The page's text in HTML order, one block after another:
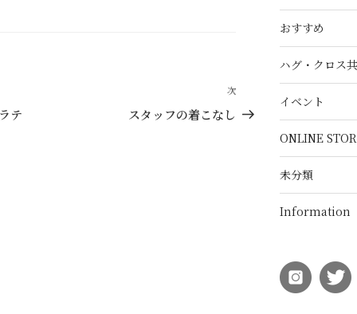
テ
次
の
次
スタッフの着こなし
おすすめ
ハグ・クロス
イベント
ONLINE
未分類
Information